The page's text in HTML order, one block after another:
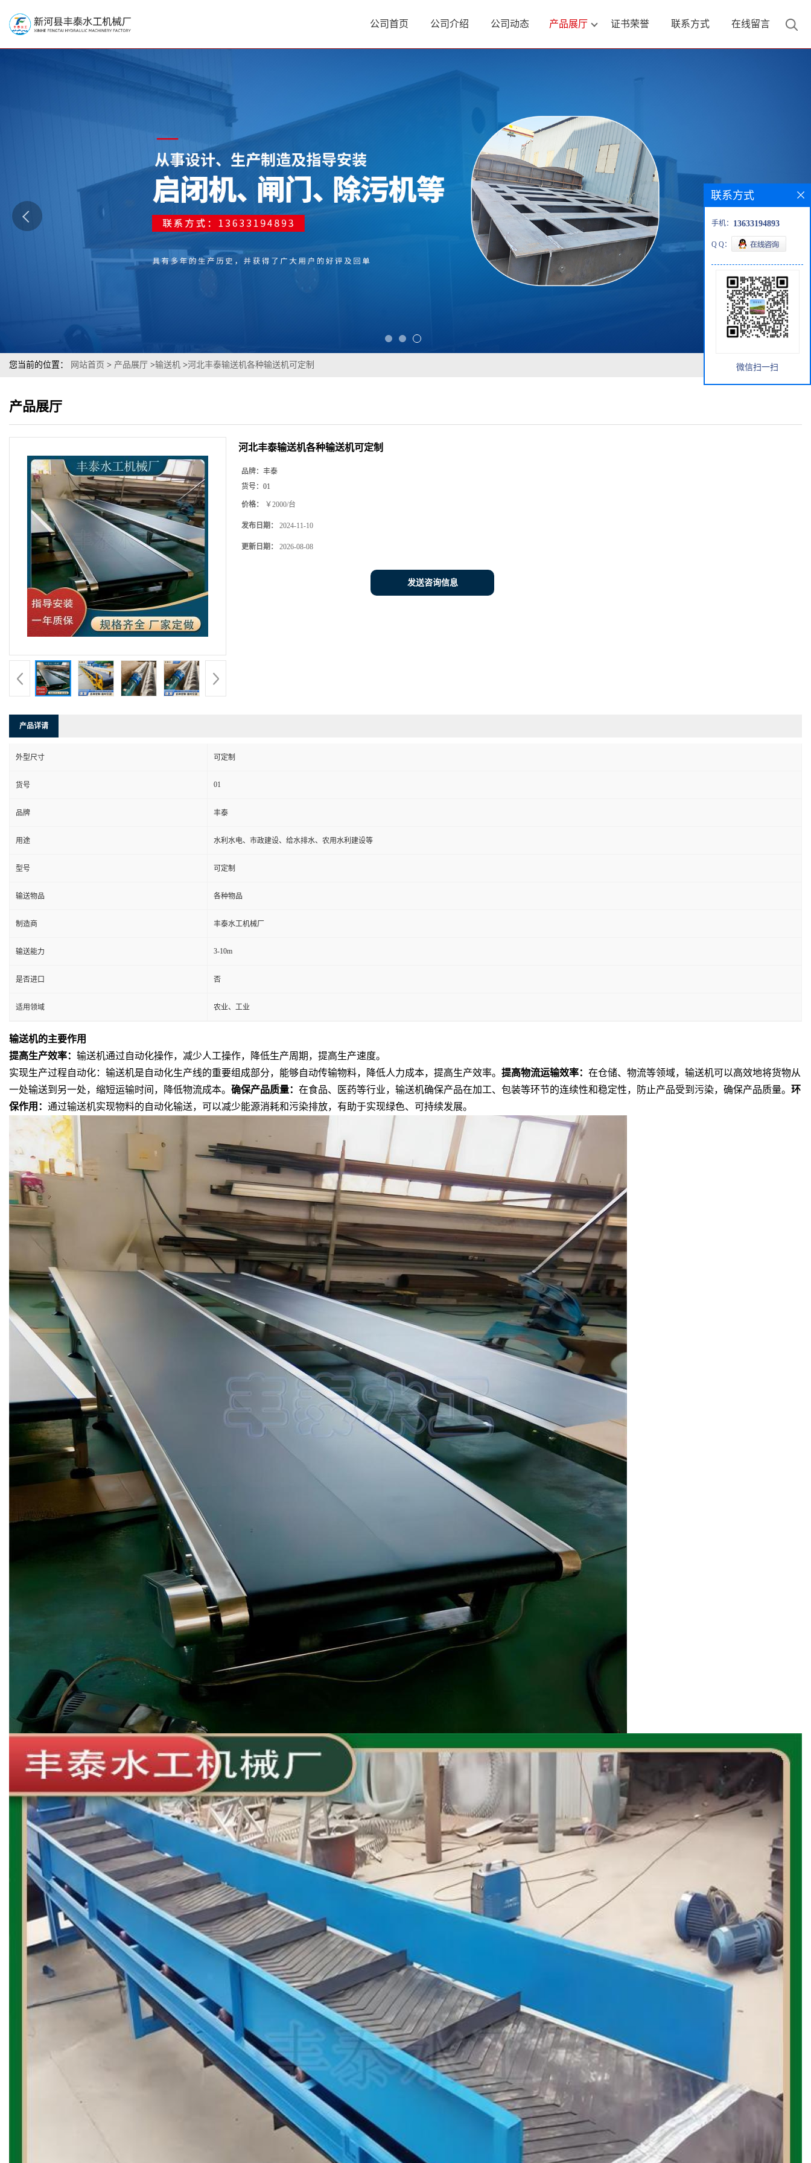
公司首页 公司介绍 公司动态 产品展厅 证书荣誉 联系方式 在线留言
您当前的位置： 网站首页 > 产品展厅 >输送机 >河北丰泰输送机各种输送机可定制
产品展厅
河北丰泰输送机各种输送机可定制
品牌： 丰泰
货号： 01
价格： ￥2000/台
发布日期： 2024-11-10
更新日期： 2026-08-08
发送咨询信息
产品详请
外型尺寸 可定制
货号 01
品牌 丰泰
用途 水利水电、市政建设、给水排水、农用水利建设等
型号 可定制
输送物品 各种物品
制造商 丰泰水工机械厂
输送能力 3-10m
是否进口 否
适用领域 农业、工业
输送机的主要作用
提高生产效率： 输送机通过自动化操作，减少人工操作，降低生产周期，提高生产速度。
实现生产过程自动化：输送机是自动化生产线的重要组成部分，能够自动传输物料，降低人力成本，提高生产效率。 提高物流运输效率： 在仓储、物流等领域，输送机可以高效地将货物从
一处输送到另一处，缩短运输时间，降低物流成本。 确保产品质量： 在食品、 医药等行业，输送机确保产品在加工、包装等环节的连续性和稳定性，防止产品受到污染，确保产品质量。 环
保作用 ： 通过输送机实现物料的自动化输送，可以减少能源消耗和污染排放，有助于实现绿色、可持续发展。
联系方式
手机： 13633194893
Q Q：
微信扫一扫